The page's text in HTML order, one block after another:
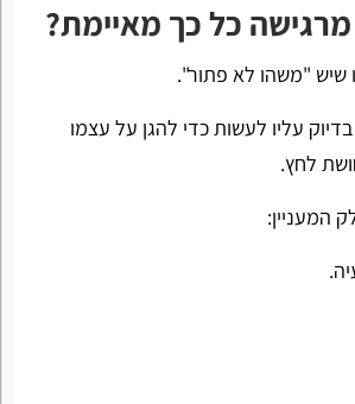
כל כך מאיימת?
שיש "משהו לא פתור".
עליו לעשות כדי להגן על עצמו
לחץ.
המעניין: